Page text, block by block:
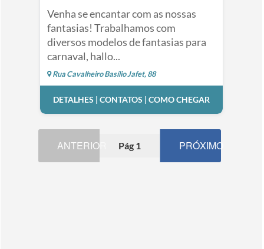
Venha se encantar com as nossas
fantasias! Trabalhamos com
diversos modelos de fantasias para
carnaval, hallo...
Rua Cavalheiro Basílio Jafet, 88
DETALHES | CONTATOS | COMO CHEGAR
ANTERIOR Pág 1 PRÓXIMO